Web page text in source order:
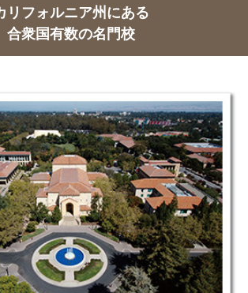
リフォルニア州にある
合衆国有数の名門校